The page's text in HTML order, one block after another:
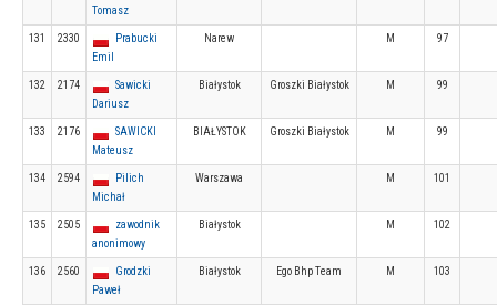
Tomasz
131 2330
Prabucki
Emil
Narew M 97
132 2174
Sawicki
Dariusz
Białystok Groszki Białystok M 99
133 2176
SAWICKI
Mateusz
BIAŁYSTOK Groszki Białystok M 99
134 2594
Pilich
Michał
Warszawa M 101
135 2505
zawodnik
anonimowy
Białystok M 102
136 2560
Grodzki
Paweł
Białystok Ego Bhp Team M 103